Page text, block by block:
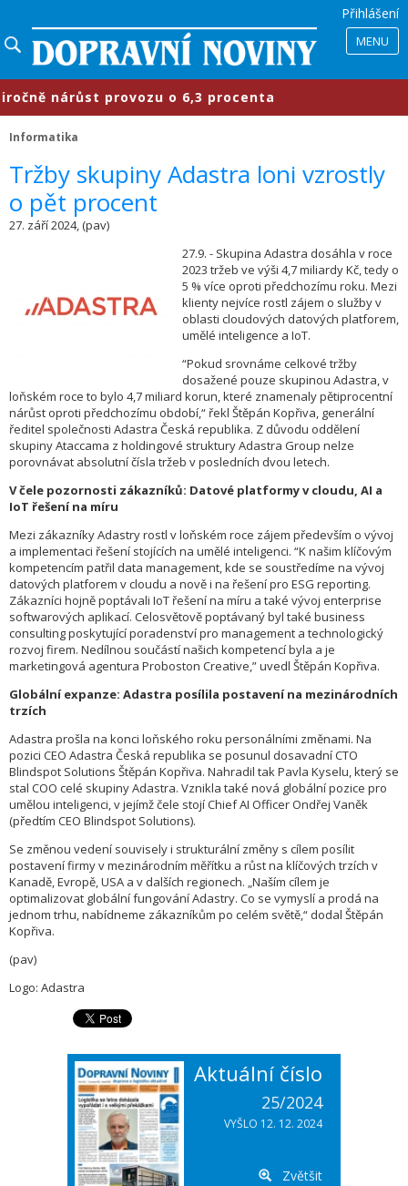
Přihlášení
MENU
nárůst provozu o 6,3 procenta
Informatika
Tržby skupiny Adastra loni vzrostly
o pět procent
27. září 2024, (pav)
27.9. - Skupina Adastra dosáhla v roce
2023 tržeb ve výši 4,7 miliardy Kč, tedy o
5 % více oproti předchozímu roku. Mezi
klienty nejvíce rostl zájem o služby v
oblasti cloudových datových platforem,
umělé inteligence a IoT.
“Pokud srovnáme celkové tržby
dosažené pouze skupinou Adastra, v
loňském roce to bylo 4,7 miliard korun, které znamenaly pětiprocentní
nárůst oproti předchozímu období,“ řekl Štěpán Kopřiva, generální
ředitel společnosti Adastra Česká republika. Z důvodu oddělení
skupiny Ataccama z holdingové struktury Adastra Group nelze
porovnávat absolutní čísla tržeb v posledních dvou letech.
V čele pozornosti zákazníků: Datové platformy v cloudu, AI a
IoT řešení na míru
Mezi zákazníky Adastry rostl v loňském roce zájem především o vývoj
a implementaci řešení stojících na umělé inteligenci. “K našim klíčovým
kompetencím patřil data management, kde se soustředíme na vývoj
datových platforem v cloudu a nově i na řešení pro ESG reporting.
Zákazníci hojně poptávali IoT řešení na míru a také vývoj enterprise
softwarových aplikací. Celosvětově poptávaný byl také business
consulting poskytující poradenství pro management a technologický
rozvoj firem. Nedílnou součástí našich kompetencí byla a je
marketingová agentura Proboston Creative,” uvedl Štěpán Kopřiva.
Globální expanze: Adastra posílila postavení na mezinárodních
trzích
Adastra prošla na konci loňského roku personálními změnami. Na
pozici CEO Adastra Česká republika se posunul dosavadní CTO
Blindspot Solutions Štěpán Kopřiva. Nahradil tak Pavla Kyselu, který se
stal COO celé skupiny Adastra. Vznikla také nová globální pozice pro
umělou inteligenci, v jejímž čele stojí Chief AI Officer Ondřej Vaněk
(předtím CEO Blindspot Solutions).
Se změnou vedení souvisely i strukturální změny s cílem posílit
postavení firmy v mezinárodním měřítku a růst na klíčových trzích v
Kanadě, Evropě, USA a v dalších regionech. „Naším cílem je
optimalizovat globální fungování Adastry. Co se vymyslí a prodá na
jednom trhu, nabídneme zákazníkům po celém světě,“ dodal Štěpán
Kopřiva.
(pav)
Logo: Adastra
Aktuální číslo
25/2024
VYŠLO 12. 12. 2024
Zvětšit